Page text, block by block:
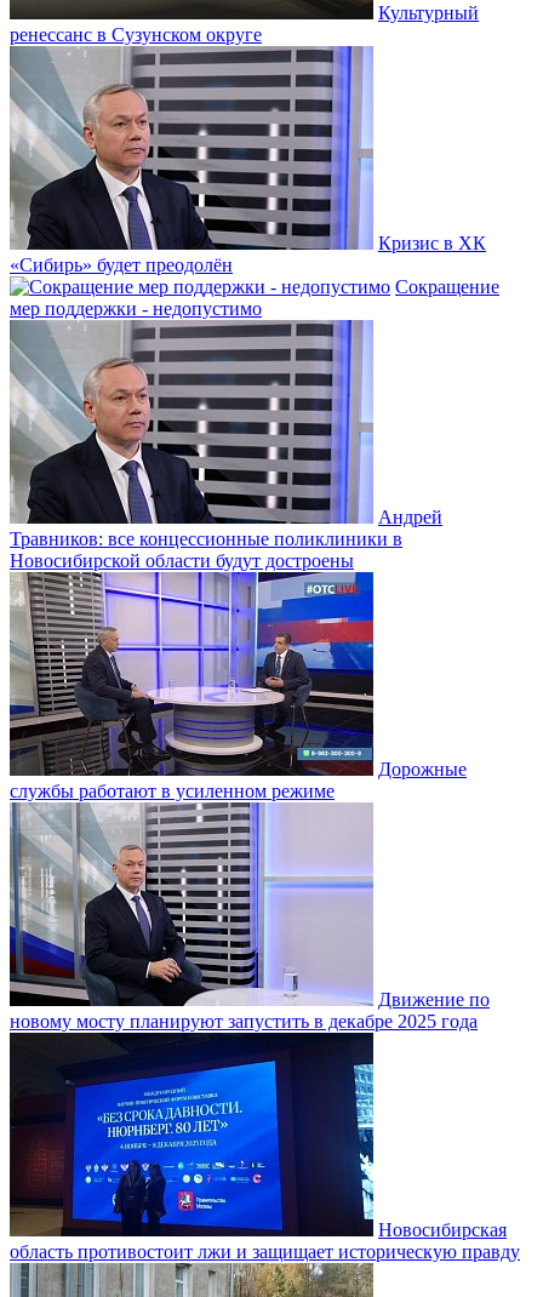
Культурный
ренессанс в Сузунском округе
Кризис в ХК
«Сибирь» будет преодолён
Сокращение
мер поддержки - недопустимо
Андрей
Травников: все концессионные поликлиники в
Новосибирской области будут достроены
Дорожные
службы работают в усиленном режиме
Движение по
новому мосту планируют запустить в декабре 2025 года
Новосибирская
область противостоит лжи и защищает историческую правду